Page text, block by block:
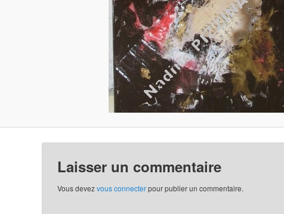
Laisser un commentaire
Vous devezvous connecterpour publier un commentaire.